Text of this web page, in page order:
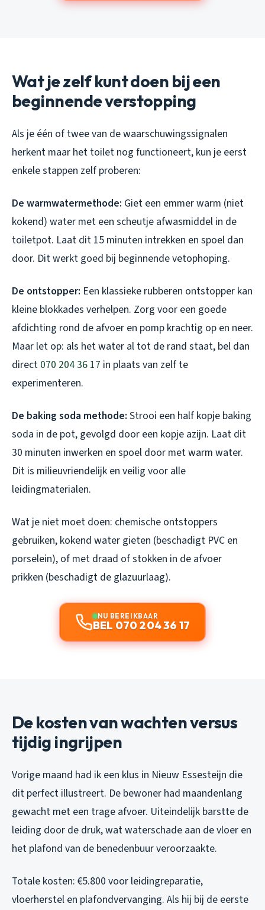
Wat je zelf kunt doen bij een
beginnende verstopping
Als je één of twee van de waarschuwingssignalen
herkent maar het toilet nog functioneert, kun je eerst
enkele stappen zelf proberen:
De warmwatermethode: Giet een emmer warm (niet
kokend) water met een scheutje afwasmiddel in de
toiletpot. Laat dit 15 minuten intrekken en spoel dan
door. Dit werkt goed bij beginnende vetophoping.
De ontstopper: Een klassieke rubberen ontstopper kan
kleine blokkades verhelpen. Zorg voor een goede
afdichting rond de afvoer en pomp krachtig op en neer.
Maar let op: als het water al tot de rand staat, bel dan
direct 070 204 36 17 in plaats van zelf te
experimenteren.
De baking soda methode: Strooi een half kopje baking
soda in de pot, gevolgd door een kopje azijn. Laat dit
30 minuten inwerken en spoel door met warm water.
Dit is milieuvriendelijk en veilig voor alle
leidingmaterialen.
Wat je niet moet doen: chemische ontstoppers
gebruiken, kokend water gieten (beschadigt PVC en
porselein), of met draad of stokken in de afvoer
prikken (beschadigt de glazuurlaag).
NU BEREIKBAAR
BEL 070 204 36 17
De kosten van wachten versus
tijdig ingrijpen
Vorige maand had ik een klus in Nieuw Essesteijn die
dit perfect illustreert. De bewoner had maandenlang
gewacht met een trage afvoer. Uiteindelijk barstte de
leiding door de druk, wat waterschade aan de vloer en
het plafond van de benedenbuur veroorzaakte.
Totale kosten: €5.800 voor leidingreparatie,
vloerherstel en plafondvervanging. Als hij bij de eerste